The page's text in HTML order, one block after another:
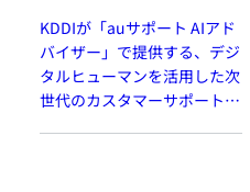
KDDIが「auサポート AIアド
バイザー」で提供する、デジ
タルヒューマンを活用した次
世代のカスタマーサポート体